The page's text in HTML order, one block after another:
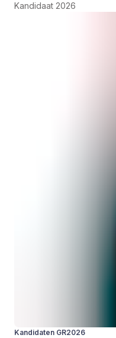
Kandidaat 2026
Kandidaten GR2026